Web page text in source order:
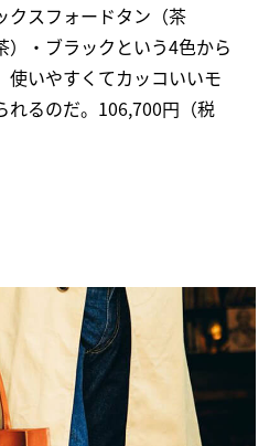
クスフォードタン（茶
）・ブラックという4色から
使いやすくてカッコいいモ
れるのだ。106,700円（税